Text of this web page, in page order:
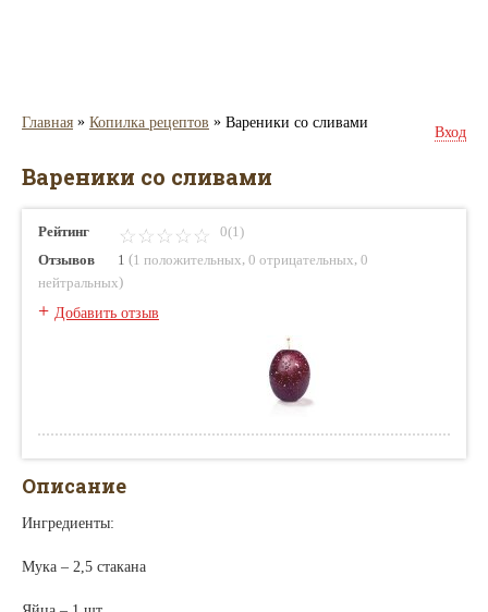
Главная » Копилка рецептов » Вареники со сливами
Вход
Вареники со сливами
Рейтинг
0(1)
Отзывов
1 (1 положительных 0 отрицательных 0
нейтральных)
+ Добавить отзыв
Описание
Ингредиенты:
Мука – 2,5 стакана